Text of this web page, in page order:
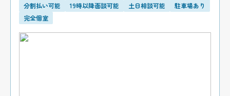
分割払い可能
19時以降面談可能 土日相談可能
駐車場あり
完全個室